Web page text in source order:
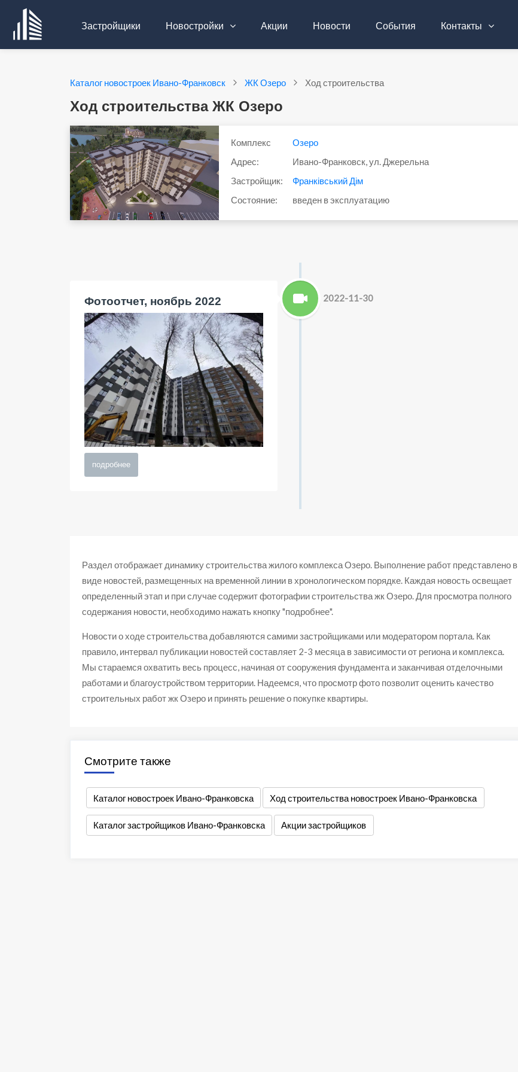
Застройщики Новостройки Акции Новости События Контакты
Каталог новостроек Ивано-Франковск ЖК Озеро Ход строительства
Ход строительства ЖК Озеро
Комплекс
Озеро
Адрес:
Ивано-Франковск, ул. Джерельна
Застройщик:
Франківський Дім
Состояние:
введен в эксплуатацию
Фотоотчет, ноябрь 2022
подробнее
2022-11-30
Раздел отображает динамику строительства жилого комплекса Озеро. Выполнение работ представлено в
виде новостей, размещенных на временной линии в хронологическом порядке. Каждая новость освещает
определенный этап и при случае содержит фотографии строительства жк Озеро. Для просмотра полного
содержания новости, необходимо нажать кнопку "подробнее".
Новости о ходе строительства добавляются самими застройщиками или модератором портала. Как
правило, интервал публикации новостей составляет 2-3 месяца в зависимости от региона и комплекса.
Мы стараемся охватить весь процесс, начиная от сооружения фундамента и заканчивая отделочными
работами и благоустройством территории. Надеемся, что просмотр фото позволит оценить качество
строительных работ жк Озеро и принять решение о покупке квартиры.
Смотрите также
Каталог новостроек Ивано-Франковска Ход строительства новостроек Ивано-Франковска
Каталог застройщиков Ивано-Франковска Акции застройщиков